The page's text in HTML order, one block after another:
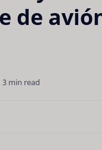
de
3 min read